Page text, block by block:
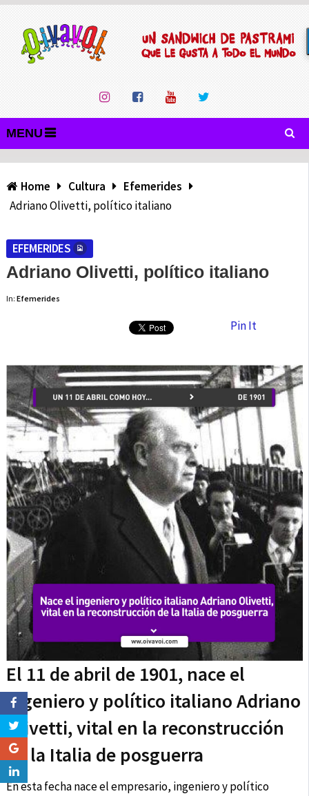
MENU
Home Cultura
Efemerides
Adriano Olivetti, político italiano
EFEMERIDES
Adriano Olivetti, político italiano
In: Efemerides
Pin It
El 11 de abril de 1901, nace el
ingeniero y político italiano Adriano
Olivetti, vital en la reconstrucción
de la Italia de posguerra
En esta fecha nace el empresario, ingeniero y político